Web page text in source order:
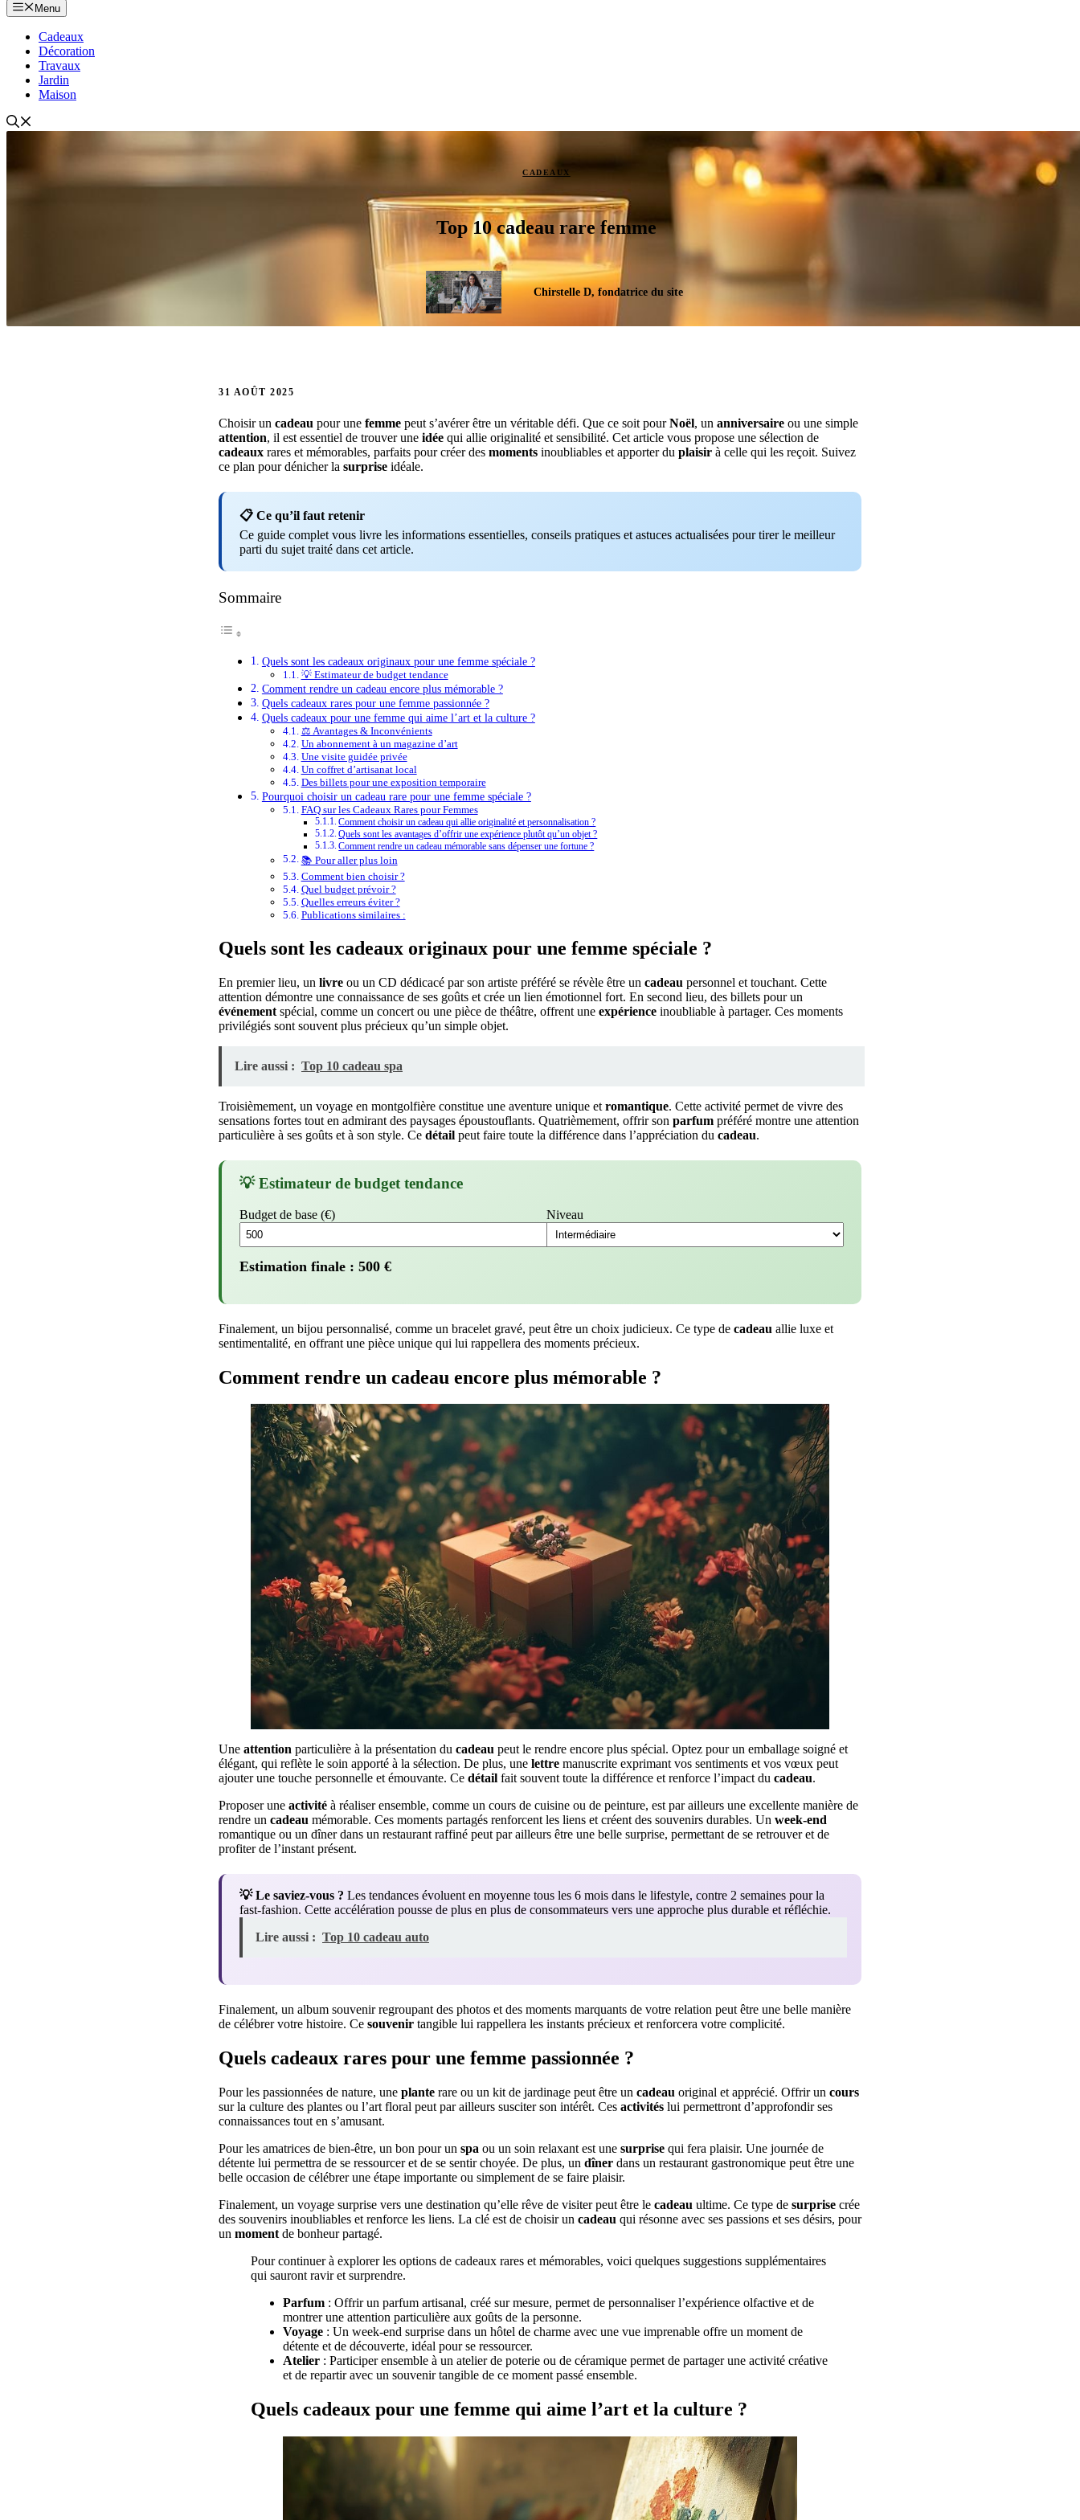
Menu
Cadeaux
Décoration
Travaux
Jardin
Maison
CADEAUX
Top 10 cadeau rare femme
Chirstelle D, fondatrice du site
31 AOÛT 2025
Choisir un cadeau pour une femme peut s’avérer être un véritable défi. Que ce soit pourNoël, un anniversaire ou une simple
attention, il est essentiel de trouver une idée qui allie originalité et sensibilité. Cet article vous propose une sélection de
cadeaux rares et mémorables, parfaits pour créer des moments inoubliables et apporter du plaisir à celle qui les reçoit. Suivez
ce plan pour dénicher la surprise idéale.
📋 Ce qu’il faut retenir
Ce guide complet vous livre les informations essentielles, conseils pratiques et astuces actualisées pour tirer le meilleur
parti du sujet traité dans cet article.
Sommaire
Quels sont les cadeaux originaux pour une femme spéciale ?
💡 Estimateur de budget tendance
Comment rendre un cadeau encore plus mémorable ?
Quels cadeaux rares pour une femme passionnée ?
Quels cadeaux pour une femme qui aime l’art et la culture ?
⚖️ Avantages & Inconvénients
Un abonnement à un magazine d’art
Une visite guidée privée
Un coffret d’artisanat local
Des billets pour une exposition temporaire
Pourquoi choisir un cadeau rare pour une femme spéciale ?
FAQ sur les Cadeaux Rares pour Femmes
Comment choisir un cadeau qui allie originalité et personnalisation ?
Quels sont les avantages d’offrir une expérience plutôt qu’un objet ?
Comment rendre un cadeau mémorable sans dépenser une fortune ?
📚 Pour aller plus loin
Comment bien choisir ?
Quel budget prévoir ?
Quelles erreurs éviter ?
Publications similaires :
Quels sont les cadeaux originaux pour une femme spéciale ?
En premier lieu, un livre ou un CD dédicacé par son artiste préféré se révèle être un cadeau personnel et touchant. Cette
attention démontre une connaissance de ses goûts et crée un lien émotionnel fort. En second lieu, des billets pour un
événement spécial, comme un concert ou une pièce de théâtre, offrent une expérience inoubliable à partager. Ces moments
privilégiés sont souvent plus précieux qu’un simple objet.
Lire aussi : Top 10 cadeau spa
Troisièmement, un voyage en montgolfière constitue une aventure unique et romantique. Cette activité permet de vivre des
sensations fortes tout en admirant des paysages époustouflants. Quatrièmement, offrir son parfum préféré montre une attention
particulière à ses goûts et à son style. Ce détail peut faire toute la différence dans l’appréciation du cadeau.
💡 Estimateur de budget tendance
Budget de base (€) Niveau
Estimation finale : 500 €
Finalement, un bijou personnalisé, comme un bracelet gravé, peut être un choix judicieux. Ce type de cadeau allie luxe et
sentimentalité, en offrant une pièce unique qui lui rappellera des moments précieux.
Comment rendre un cadeau encore plus mémorable ?
Une attention particulière à la présentation du cadeau peut le rendre encore plus spécial. Optez pour un emballage soigné et
élégant, qui reflète le soin apporté à la sélection. De plus, une lettre manuscrite exprimant vos sentiments et vos vœux peut
ajouter une touche personnelle et émouvante. Ce détail fait souvent toute la différence et renforce l’impact du cadeau.
Proposer une activité à réaliser ensemble, comme un cours de cuisine ou de peinture, est par ailleurs une excellente manière de
rendre un cadeau mémorable. Ces moments partagés renforcent les liens et créent des souvenirs durables. Un week-end
romantique ou un dîner dans un restaurant raffiné peut par ailleurs être une belle surprise, permettant de se retrouver et de
profiter de l’instant présent.
💡 Le saviez-vous ? Les tendances évoluent en moyenne tous les 6 mois dans le lifestyle, contre 2 semaines pour la
fast-fashion. Cette accélération pousse de plus en plus de consommateurs vers une approche plus durable et réfléchie.
Lire aussi : Top 10 cadeau auto
Finalement, un album souvenir regroupant des photos et des moments marquants de votre relation peut être une belle manière
de célébrer votre histoire. Ce souvenir tangible lui rappellera les instants précieux et renforcera votre complicité.
Quels cadeaux rares pour une femme passionnée ?
Pour les passionnées de nature, une plante rare ou un kit de jardinage peut être un cadeau original et apprécié. Offrir un cours
sur la culture des plantes ou l’art floral peut par ailleurs susciter son intérêt. Ces activités lui permettront d’approfondir ses
connaissances tout en s’amusant.
Pour les amatrices de bien-être, un bon pour un spa ou un soin relaxant est une surprise qui fera plaisir. Une journée de
détente lui permettra de se ressourcer et de se sentir choyée. De plus, un dîner dans un restaurant gastronomique peut être une
belle occasion de célébrer une étape importante ou simplement de se faire plaisir.
Finalement, un voyage surprise vers une destination qu’elle rêve de visiter peut être le cadeau ultime. Ce type de surprise crée
des souvenirs inoubliables et renforce les liens. La clé est de choisir un cadeau qui résonne avec ses passions et ses désirs, pour
un moment de bonheur partagé.
Pour continuer à explorer les options de cadeaux rares et mémorables, voici quelques suggestions supplémentaires
qui sauront ravir et surprendre.
Parfum : Offrir un parfum artisanal, créé sur mesure, permet de personnaliser l’expérience olfactive et de
montrer une attention particulière aux goûts de la personne.
Voyage : Un week-end surprise dans un hôtel de charme avec une vue imprenable offre un moment de
détente et de découverte, idéal pour se ressourcer.
Atelier : Participer ensemble à un atelier de poterie ou de céramique permet de partager une activité créative
et de repartir avec un souvenir tangible de ce moment passé ensemble.
Quels cadeaux pour une femme qui aime l’art et la culture ?